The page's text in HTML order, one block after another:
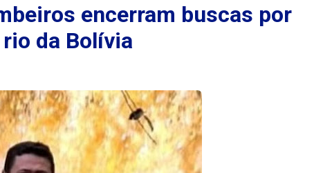
encerram buscas por
da Bolívia